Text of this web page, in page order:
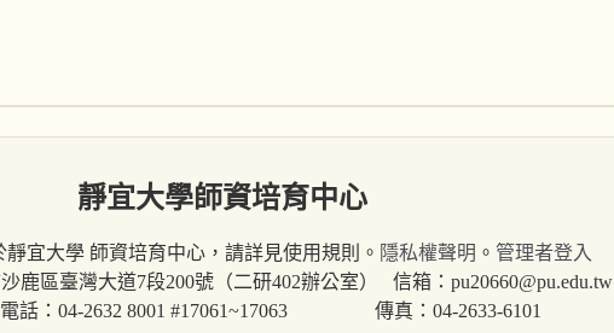
靜宜大學師資培育中心
宜大學 師資培育中心，請詳見使用規則。 隱私權聲明 。 管理者登入
鹿區臺灣大道7段200號（二研402辦公室） 信箱：pu20660@pu.edu.tw
電話：04-2632 8001 #17061~17063 傳真：04-2633-6101